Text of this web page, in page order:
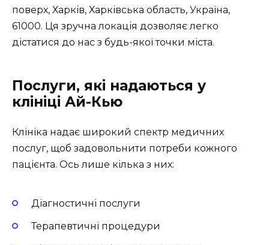
поверх, Харків, Харківська область, Україна,
61000. Ця зручна локація дозволяє легко
дістатися до нас з будь-якої точки міста.
Послуги, які надаються у
клініці Ай-Кью
Клініка надає широкий спектр медичних
послуг, щоб задовольнити потреби кожного
пацієнта. Ось лише кілька з них:
Діагностичні послуги
Терапевтичні процедури